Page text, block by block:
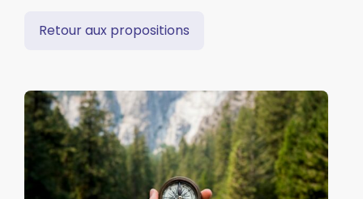
Retour aux propositions